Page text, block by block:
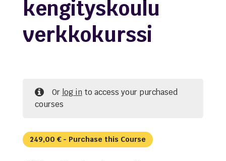
kengityskoulu
verkkokurssi
Or log into access your purchased
courses
249,00 €- Purchase this Course